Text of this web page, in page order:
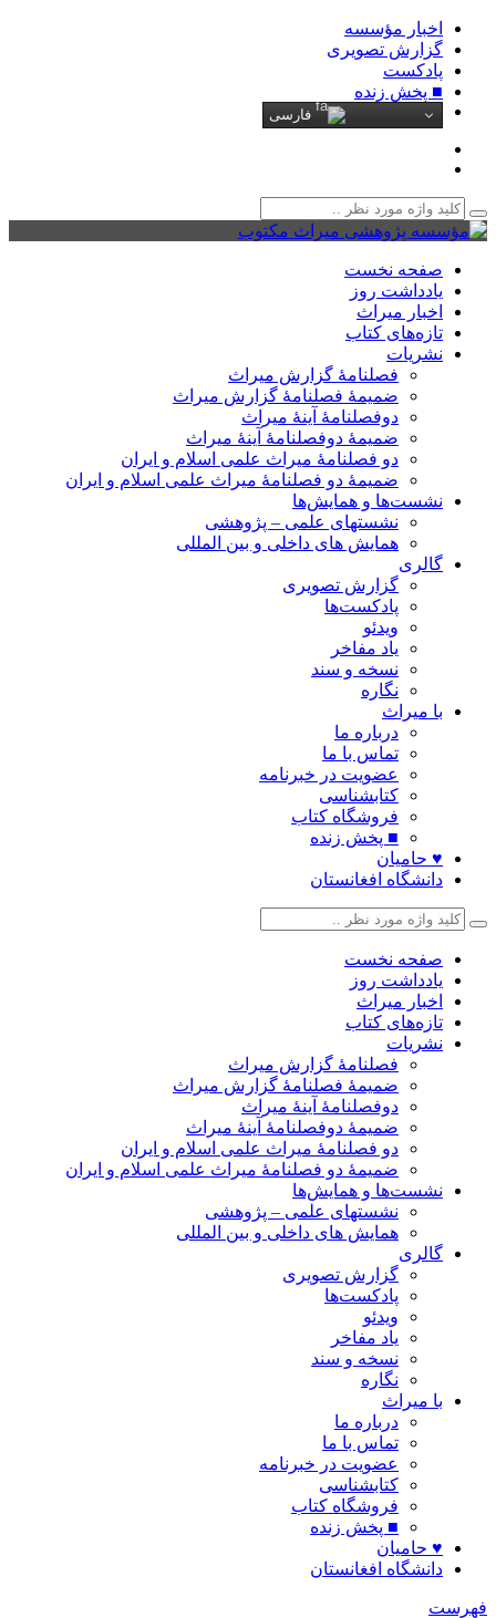
اخبار مؤسسه
گزارش تصویری
پادکست‌
■ پخش زنده
فارسی
صفحه نخست
یادداشت روز
اخبار میراث
تازه‌های کتاب
نشریات
فصلنامۀ گزارش میراث
ضمیمۀ فصلنامۀ گزارش میراث
دوفصلنامۀ آینۀ میراث
ضمیمۀ دوفصلنامۀ آینۀ میراث
دو فصلنامۀ میراث علمی اسلام و ایران
ضمیمۀ دو فصلنامۀ میراث علمی اسلام و ایران
نشست‌ها و همایش‌ها
نشستهای علمی – پژوهشی
همایش های داخلی و بین المللی
گالری
گزارش تصویری
پادکست‌ها
ویدئو
یاد مفاخر
نسخه و سند
نگاره
با میراث
درباره ما
تماس با ما
عضویت در خبرنامه
کتابشناسی
فروشگاه کتاب
■ پخش زنده
♥ حامیان
دانشگاه افغانستان
صفحه نخست
یادداشت روز
اخبار میراث
تازه‌های کتاب
نشریات
فصلنامۀ گزارش میراث
ضمیمۀ فصلنامۀ گزارش میراث
دوفصلنامۀ آینۀ میراث
ضمیمۀ دوفصلنامۀ آینۀ میراث
دو فصلنامۀ میراث علمی اسلام و ایران
ضمیمۀ دو فصلنامۀ میراث علمی اسلام و ایران
نشست‌ها و همایش‌ها
نشستهای علمی – پژوهشی
همایش های داخلی و بین المللی
گالری
گزارش تصویری
پادکست‌ها
ویدئو
یاد مفاخر
نسخه و سند
نگاره
با میراث
درباره ما
تماس با ما
عضویت در خبرنامه
کتابشناسی
فروشگاه کتاب
■ پخش زنده
♥ حامیان
دانشگاه افغانستان
فهرست